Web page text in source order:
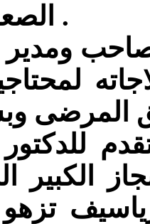
الصعبة في العظام .
تزهو